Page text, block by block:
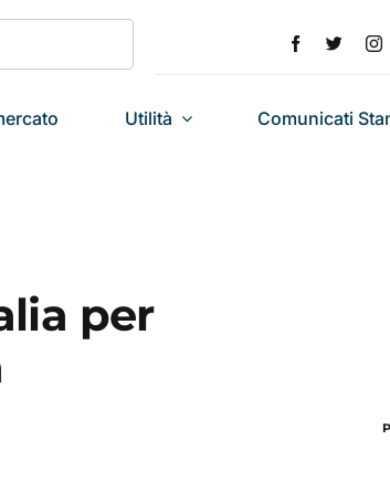
Utilità Comunicati
per